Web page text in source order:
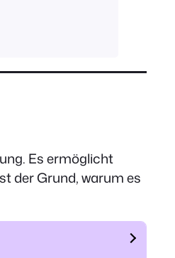
Es ermöglicht
der Grund, warum es